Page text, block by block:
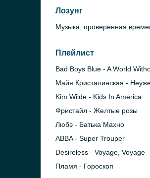
Лозунг
Музыка, проверенная
Плейлист
Bad Boys Blue - A World
Майя Кристалинская -
Kim Wilde - Kids In America
Фристайл - Желтые розы
Любэ - Батька Махно
ABBA - Super Trouper
Desireless - Voyage, Voyage
Пламя - Гороскоп